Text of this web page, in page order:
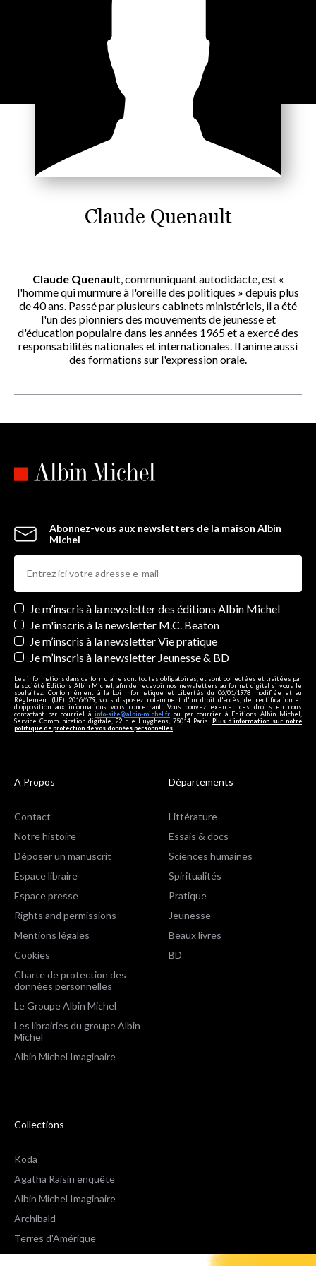
Claude Quenault
Claude Quenault , communiquant autodidacte, est «
l'homme qui murmure à l'oreille des politiques » depuis plus
de 40 ans. Passé par plusieurs cabinets ministériels, il a été
l'un des pionniers des mouvements de jeunesse et
d'éducation populaire dans les années 1965 et a exercé des
responsabilités nationales et internationales. Il anime aussi
des formations sur l'expression orale.
Abonnez-vous aux newsletters de la maison Albin
Michel
Newsletters
Je m’inscris à la newsletter des éditions Albin Michel
Je m'inscris à la newsletter M.C. Beaton
Je m’inscris à la newsletter Vie pratique
Je m’inscris à la newsletter Jeunesse & BD
Les informations dans ce formulaire sont toutes obligatoires, et sont collectées et traitées par
la société Editions Albin Michel, afin de recevoir nos newsletters au format digital si vous le
souhaitez. Conformément à la Loi Informatique et Libertés du 06/01/1978 modifiée et au
Règlement (UE) 2016/679, vous disposez notamment d'un droit d'accès, de rectification et
d’opposition aux informations vous concernant. Vous pouvez exercer ces droits en nous
contactant par courriel à info-site@albin-michel.fr ou par courrier à Editions Albin Michel,
Service Communication digitale, 22 rue Huyghens, 75014 Paris. Plus d’information sur notre
politique de protection de vos données personnelles
A Propos
Contact
Notre histoire
Déposer un manuscrit
Espace libraire
Espace presse
Rights and permissions
Mentions légales
Cookies
Charte de protection des
données personnelles
Le Groupe Albin Michel
Les librairies du groupe Albin
Michel
Albin Michel Imaginaire
Départements
Littérature
Essais & docs
Sciences humaines
Spiritualités
Pratique
Jeunesse
Beaux livres
BD
Collections
Koda
Agatha Raisin enquête
Albin Michel Imaginaire
Archibald
Terres d'Amérique
Espaces Libres Poche